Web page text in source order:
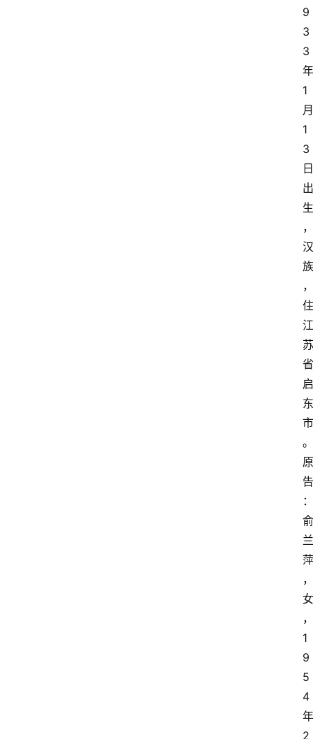
9
3
3
年
1
月
1
3
日
出
生
，
汉
族
，
住
江
苏
省
启
东
市
。
原
告
：
俞
兰
萍
，
女
，
1
9
5
4
年
2